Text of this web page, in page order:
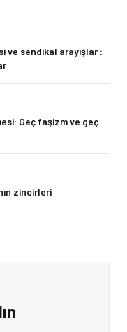
ve sendikal arayışlar :
Geç faşizm ve geç
zincirleri